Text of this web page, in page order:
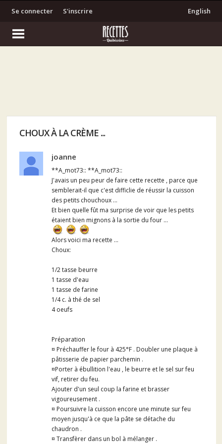
S'inscrire
Se connecter English
CHOUX À LA CRÈME ...
joanne
**A_mot73:: **A_mot73::
J'avais un peu peur de faire cette recette , parce que
semblerait-il que c'est difficlie de réussir la cuisson
des petits chouchoux ...
Et bien quelle fût ma surprise de voir que les petits
étaient bien mignons à la sortie du four ...
Alors voici ma recette ...
Choux:
1/2 tasse beurre
1 tasse d'eau
1 tasse de farine
1/4 c. à thé de sel
4 oeufs
Préparation
¤ Préchauffer le four à 425°F . Doubler une plaque à
pâtisserie de papier parchemin .
¤Porter à ébullition l'eau , le beurre et le sel sur feu
vif, retirer du feu.
Ajouter d'un seul coup la farine et brasser
vigoureusement .
¤ Poursuivre la cuisson encore une minute sur feu
moyen jusqu'à ce que la pâte se détache du
chaudron .
¤ Transfèrer dans un bol à mélanger .